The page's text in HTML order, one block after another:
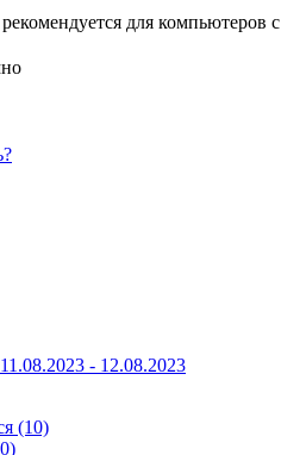
для компьютеров
- 12.08.2023
(10)